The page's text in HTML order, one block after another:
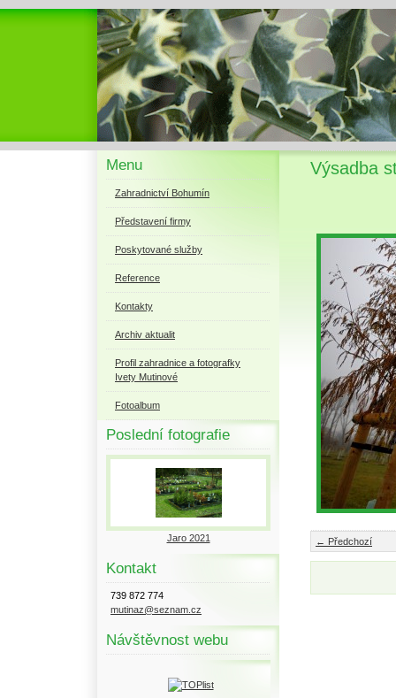
Menu
Zahradnictví Bohumín
Představení firmy
Poskytované služby
Reference
Kontakty
Archiv aktualit
Profil zahradnice a fotografky
Ivety Mutinové
Fotoalbum
Poslední fotografie
Jaro 2021
Kontakt
739 872 774
mutinaz@seznam.cz
Návštěvnost webu
Výsadba
← Předchozí